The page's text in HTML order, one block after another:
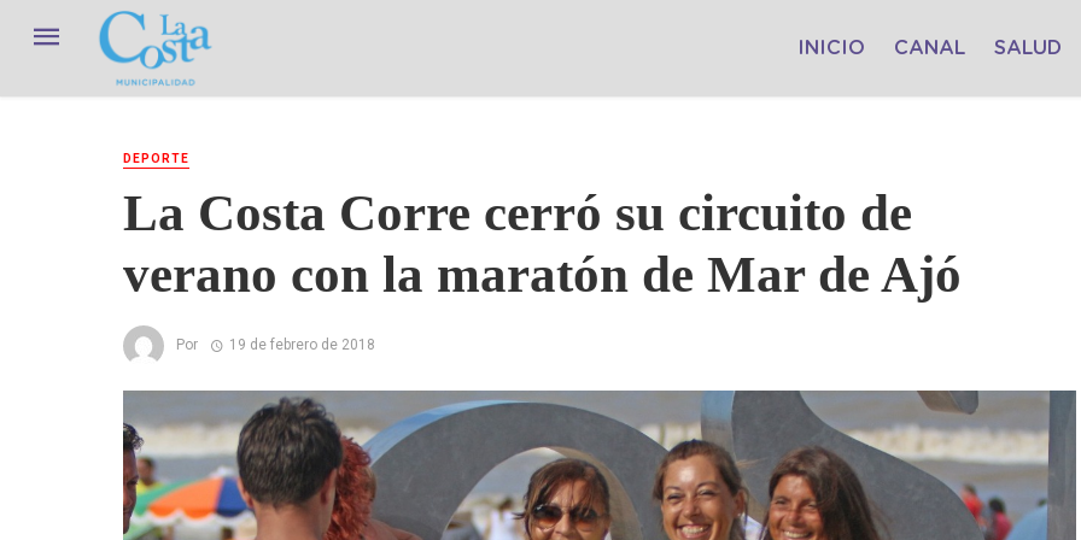
INICIO CANAL SALUD
DEPORTE
La Costa Corre cerró su circuito de
verano con la maratón de Mar de Ajó
Por 19 de febrero de 2018